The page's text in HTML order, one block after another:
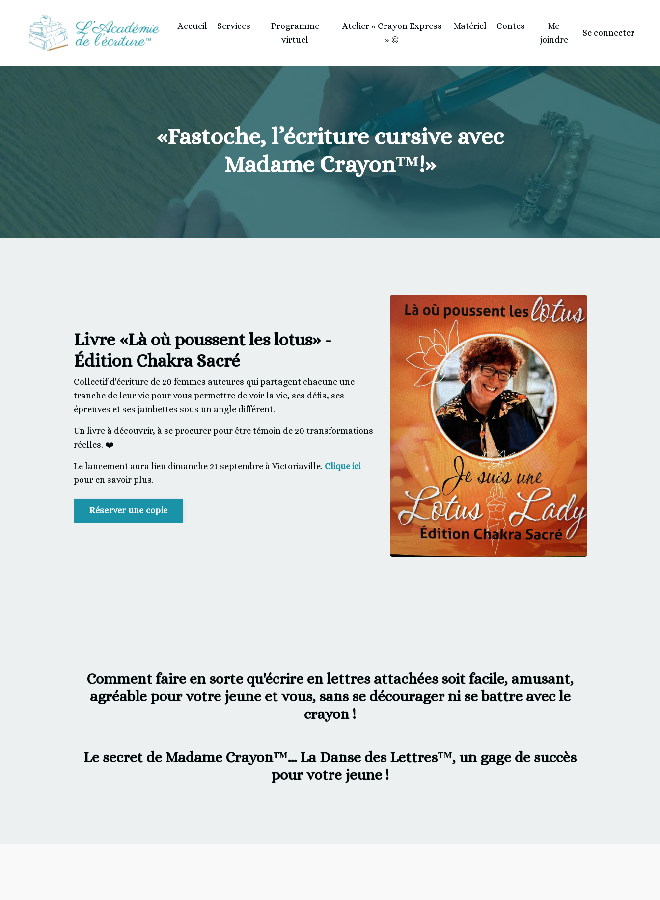
Accueil Services
Programme
virtuel
Atelier « Crayon Express
» ©
Matériel Contes
Me
joindre
Se connecter
«Fastoche, l’écriture cursive avec
Madame Crayon™!»
Livre «Là où poussent les lotus» -
Édition Chakra Sacré
Collectif d'écriture de 20 femmes auteures qui partagent chacune une
tranche de leur vie pour vous permettre de voir la vie, ses défis, ses
épreuves et ses jambettes sous un angle différent.
Un livre à découvrir, à se procurer pour être témoin de 20 transformations
réelles. ❤️
Le lancement aura lieu dimanche 21 septembre à Victoriaville. Clique ici
pour en savoir plus.
Réserver une copie
Comment faire en sorte qu'écrire en lettres attachées soit facile, amusant,
agréable pour votre jeune et vous, sans se décourager ni se battre avec le
crayon !
Le secret de Madame Crayon™... La Danse des Lettres™, un gage de succès
pour votre jeune !